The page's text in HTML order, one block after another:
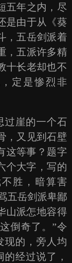
五年之内，尽
是由于从《葵
，五岳剑派着
，五派许多精
十长老却也不
定是惨烈非
崖的一个石
，又见到石壁
这等事？题字
个大字，写的
胜，暗算害
五岳剑派卑鄙
山派怎地容得
倒奇了。”令
现的，旁人均
经过说了，